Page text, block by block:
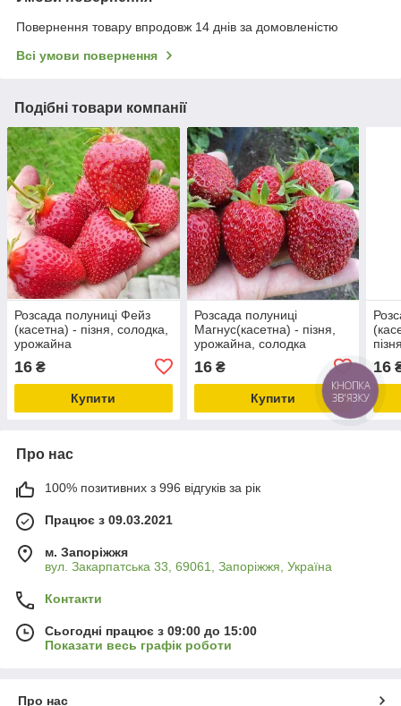
Повернення товару впродовж 14 днів за домовленістю
Всі умови повернення
Подібні товари компанії
Розсада полуниці Фейз
(касетна) - пізня, солодка,
урожайна
16 ₴
Купити
Розсада полуниці
Магнус(касетна) - пізня,
урожайна, солодка
16₴
Купити
16
Про нас
100% позитивних з 996 відгуків за рік
Працює з 09.03.2021
м. Запоріжжя
вул. Закарпатська 33, 69061, Запоріжжя, Україна
Контакти
Сьогодні працює з 09:00 до 15:00
Показати весь графік роботи
Про нас